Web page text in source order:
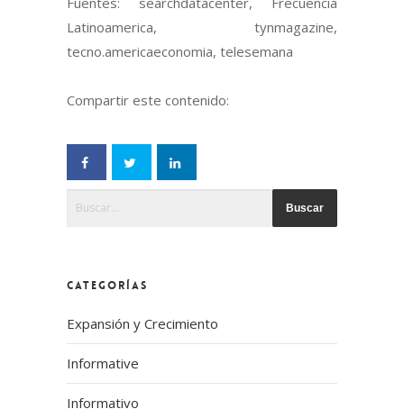
Latinoamerica, tynmagazine,
tecno.americaeconomia, telesemana
Compartir este contenido:
Esto es un campo de búsqueda con una función de
CATEGORÍAS
Expansión y Crecimiento
Informative
Informativo